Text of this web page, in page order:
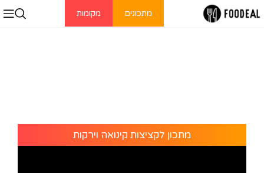
מתכונים מקומות
מתכון לקציצות קינואה וירקות